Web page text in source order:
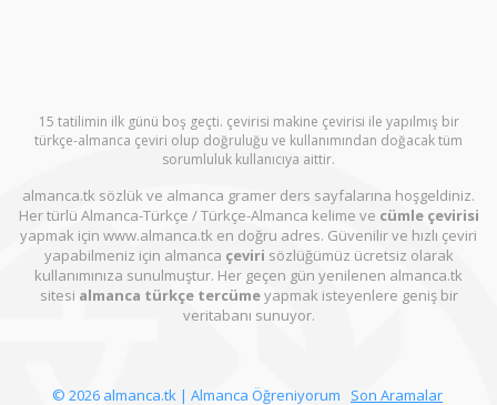
15 tatilimin ilk günü boş geçti. çevirisi makine çevirisi ile yapılmış bir
türkçe-almanca çeviri olup doğruluğu ve kullanımından doğacak tüm
sorumluluk kullanıcıya aittir.
almanca.tk sözlük ve almanca gramer ders sayfalarına hoşgeldiniz.
Her türlü Almanca-Türkçe / Türkçe-Almanca kelime ve cümle çevirisi
yapmak için www.almanca.tk en doğru adres. Güvenilir ve hızlı çeviri
yapabilmeniz için almanca çeviri sözlüğümüz ücretsiz olarak
kullanımınıza sunulmuştur. Her geçen gün yenilenen almanca.tk
sitesi almanca türkçe tercümeyapmak isteyenlere geniş bir
veritabanı sunuyor.
© 2026 almanca.tk | Almanca Öğreniyorum Son Aramalar